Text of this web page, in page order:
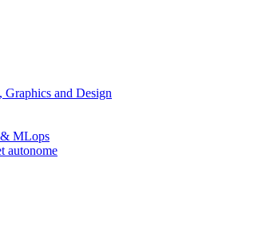
and Design
MLops
autonome